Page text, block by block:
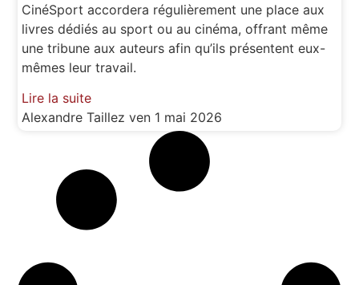
CinéSport accordera régulièrement une place aux
livres dédiés au sport ou au cinéma, offrant même
une tribune aux auteurs afin qu’ils présentent eux-
mêmes leur travail.
Lire la suite
Alexandre Taillezven 1 mai 2026